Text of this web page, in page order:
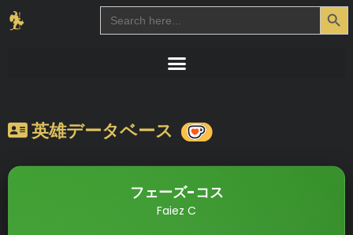
Search
for:
Search Button
英雄データベース
フェーズ-コス
Faiez C